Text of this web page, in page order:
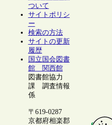
ついて
サイトポリシ
ー
検索の方法
サイトの更新
履歴
国立国会図書
館 関西館
図書館協力
課 調査情報
係
〒619-0287
京都府相楽郡